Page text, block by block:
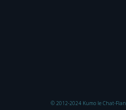
© 2012-2024 Kumo le Chat-Flan